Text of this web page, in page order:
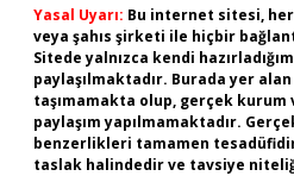
Yasal Uyarı: Bu internet sitesi,
veya şahıs şirketi ile hiçbir
Sitede yalnızca kendi
paylaşılmaktadır. Burada yer
taşımamakta olup, gerçek kurum
paylaşım yapılmamaktadır.
benzerlikleri tamamen
taslak halindedir ve tavsiye